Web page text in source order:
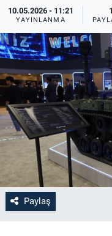
10.05.2026 - 11:21
YAYINLANMA
1
Paylaş